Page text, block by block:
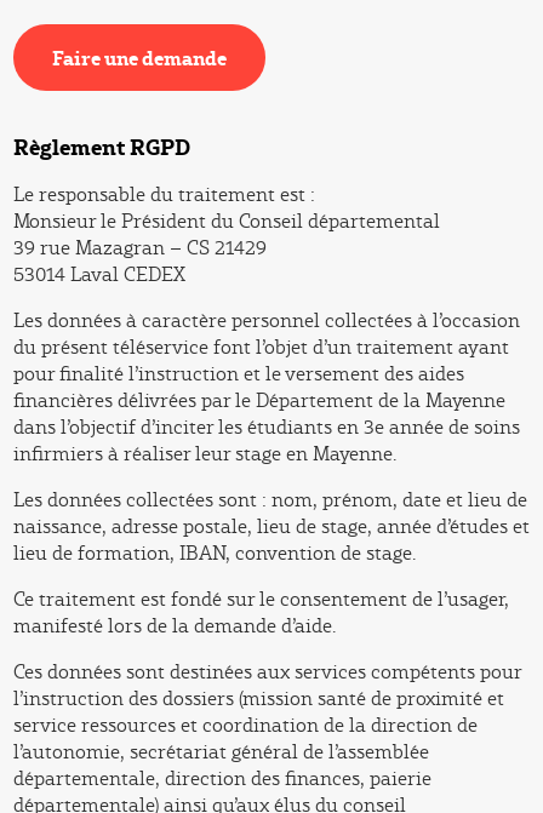
Faire une demande
Faire une demande
Règlement RGPD
Le responsable du traitement est :
Monsieur le Président du Conseil départemental
39 rue Mazagran – CS 21429
53014 Laval CEDEX
Les données à caractère personnel collectées à l’occasion
du présent téléservice font l’objet d’un traitement ayant
pour finalité l’instruction et le versement des aides
financières délivrées par le Département de la Mayenne
dans l’objectif d’inciter les étudiants en 3e année de soins
infirmiers à réaliser leur stage en Mayenne.
Les données collectées sont : nom, prénom, date et lieu de
naissance, adresse postale, lieu de stage, année d’études et
lieu de formation, IBAN, convention de stage.
Ce traitement est fondé sur le consentement de l’usager,
manifesté lors de la demande d’aide.
Ces données sont destinées aux services compétents pour
l’instruction des dossiers (mission santé de proximité et
service ressources et coordination de la direction de
l’autonomie, secrétariat général de l’assemblée
départementale, direction des finances, paierie
départementale) ainsi qu’aux élus du conseil